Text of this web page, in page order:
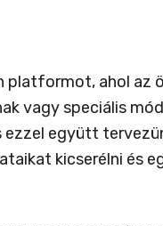
ahol az
vagy speciális
ezzel együtt
kicserélni és